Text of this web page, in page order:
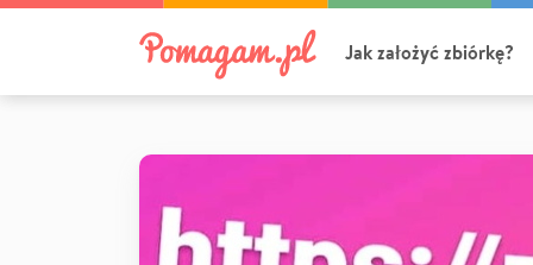
Jak założyć zbiórkę?